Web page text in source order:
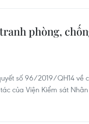
phòng,
số 96/2019/QH14 về
của Viện Kiểm sát